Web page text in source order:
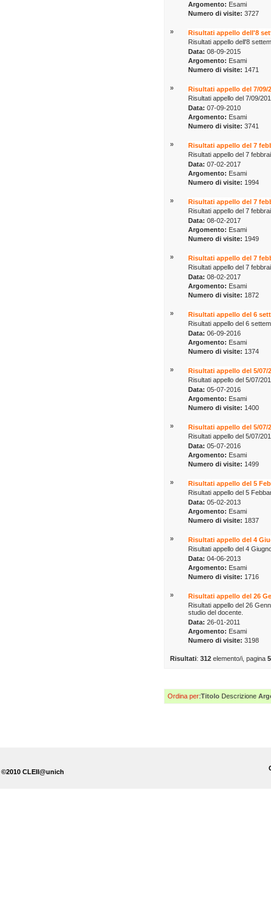
Argomento: Esami
Numero di visite: 3727
»
Risultati appello dell'8
Risultati appello dell'8
Data: 08-09-2015
Argomento: Esami
Numero di visite: 1471
»
Risultati appello del 7/09/
Risultati appello del 7/09/
Data: 07-09-2010
Argomento: Esami
Numero di visite: 3741
»
Risultati appello del 7
Risultati appello del 7
Data: 07-02-2017
Argomento: Esami
Numero di visite: 1994
»
Risultati appello del 7
Risultati appello del 7
Data: 08-02-2017
Argomento: Esami
Numero di visite: 1949
»
Risultati appello del 7
Risultati appello del 7
Data: 08-02-2017
Argomento: Esami
Numero di visite: 1872
»
Risultati appello del 6
Risultati appello del 6
Data: 06-09-2016
Argomento: Esami
Numero di visite: 1374
»
Risultati appello del 5/07/
Risultati appello del 5/07/
Data: 05-07-2016
Argomento: Esami
Numero di visite: 1400
»
Risultati appello del 5/07/
Risultati appello del 5/07/
Data: 05-07-2016
Argomento: Esami
Numero di visite: 1499
»
Risultati appello del 5
Risultati appello del 5
Data: 05-02-2013
Argomento: Esami
Numero di visite: 1837
»
Risultati appello del 4
Risultati appello del 4
Data: 04-06-2013
Argomento: Esami
Numero di visite: 1716
»
Risultati appello del 26
Risultati appello del 26
studio del docente.
Data: 26-01-2011
Argomento: Esami
Numero di visite: 3198
Risultati:312 elemento/i, pagina5
Ordina per:Titolo Descrizione
©2010 CLEII@unich